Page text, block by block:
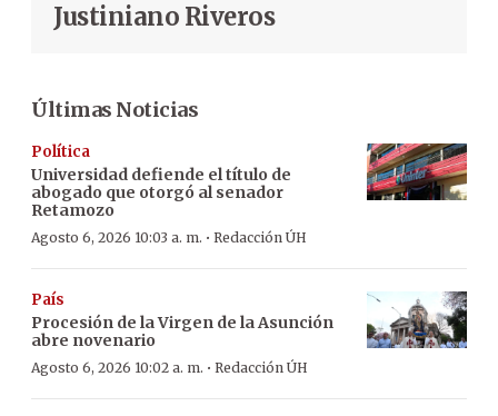
Justiniano Riveros
Últimas Noticias
Política
Universidad defiende el título de
abogado que otorgó al senador
Retamozo
Agosto 6, 2026 10:03 a. m. · Redacción ÚH
País
Procesión de la Virgen de la Asunción
abre novenario
Agosto 6, 2026 10:02 a. m. · Redacción ÚH